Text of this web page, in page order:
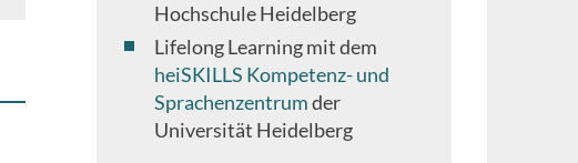
Hochschule Heidelberg
Lifelong Learning mit dem
heiSKILLS Kompetenz- und
Sprachenzentrumder
Universität Heidelberg